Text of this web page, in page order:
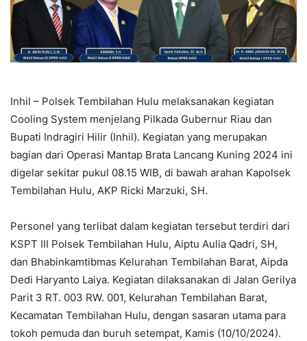
Inhil – Polsek Tembilahan Hulu melaksanakan kegiatan
Cooling System menjelang Pilkada Gubernur Riau dan
Bupati Indragiri Hilir (Inhil). Kegiatan yang merupakan
bagian dari Operasi Mantap Brata Lancang Kuning 2024 ini
digelar sekitar pukul 08.15 WIB, di bawah arahan Kapolsek
Tembilahan Hulu, AKP Ricki Marzuki, SH.
Personel yang terlibat dalam kegiatan tersebut terdiri dari
KSPT III Polsek Tembilahan Hulu, Aiptu Aulia Qadri, SH,
dan Bhabinkamtibmas Kelurahan Tembilahan Barat, Aipda
Dedi Haryanto Laiya. Kegiatan dilaksanakan di Jalan Gerilya
Parit 3 RT. 003 RW. 001, Kelurahan Tembilahan Barat,
Kecamatan Tembilahan Hulu, dengan sasaran utama para
tokoh pemuda dan buruh setempat, Kamis (10/10/2024).